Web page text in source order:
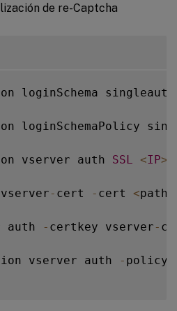
de re-Captcha
loginSchema
loginSchemaPolicy
vserver auth SSL <IP>
- cert - cert <path
auth - certkey vserver -
vserver auth - policy